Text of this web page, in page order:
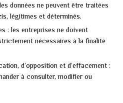
données ne peuvent être traitées
légitimes et déterminés.
: les entreprises ne doivent
nécessaires à la finalité
d’opposition et d’effacement :
à consulter, modifier ou